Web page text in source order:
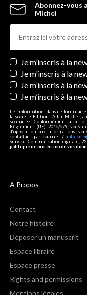
Abonnez-vous
Michel
Newsletters
Je m’inscris à la
Je m'inscris à la
Je m’inscris à la
Je m’inscris à la
Les informations dans ce
la société Editions Albin Michel,
souhaitez. Conformément à la
Règlement (UE) 2016/679, vous
d’opposition aux informations
contactant par courriel à info-
Service Communication digitale,
politique de protection de vos
A Propos
Contact
Notre histoire
Déposer un manuscrit
Espace libraire
Espace presse
Rights and permissions
Mentions légales